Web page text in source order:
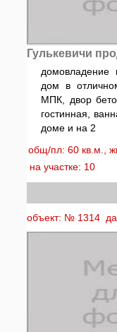
Гулькевичи
домовладение
дом в
МПК, двор
гостинная,
доме и на 2
общ/пл: 60 кв.м.,
на участке: 10
объект: № 1314